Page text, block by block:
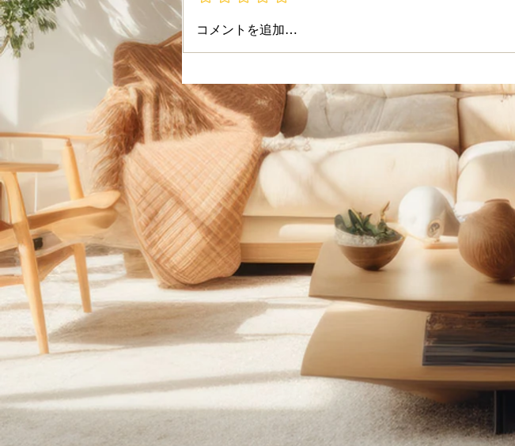
コメントを追加…